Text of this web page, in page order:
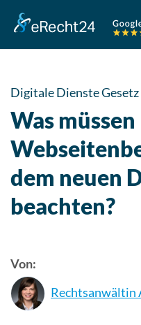
Digitale Dienste Gesetz
Was müssen
dem neuen
beachten?
Von:
Rechtsanwältin